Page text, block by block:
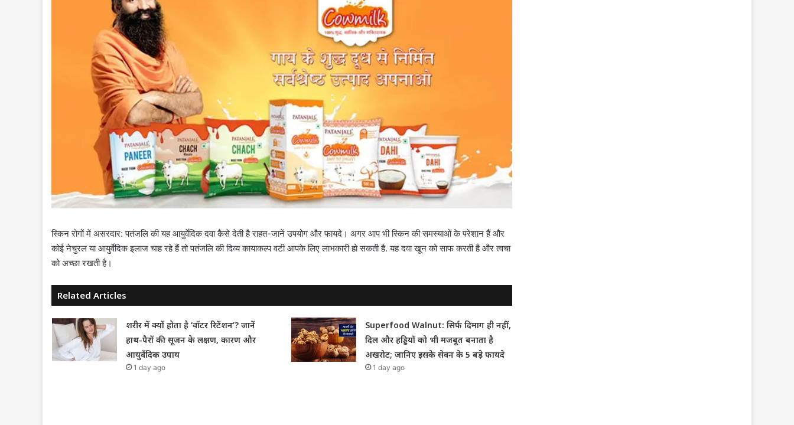
स्किन रोगों में असरदार: पतंजलि की यह आयुर्वेदिक दवा कैसे देती है राहत-जानें उपयोग और फायदे। अगर आप भी स्किन की समस्याओं के परेशान हैं और
कोई नेचुरल या आयुर्वेदिक इलाज चाह रहे हैं तो पतंजलि की दिव्य कायाकल्प वटी आपके लिए लाभकारी हो सकती है. यह दवा खून को साफ करती है और त्वचा
को अच्छा रखती है।
Related Articles
शरीर में क्यों होता है ‘वॉटर रिटेंशन’? जानें
हाथ-पैरों की सूजन के लक्षण, कारण और
आयुर्वेदिक उपाय
1 day ago
Superfood Walnut: सिर्फ दिमाग ही नहीं,
दिल और हड्डियों को भी मजबूत बनाता है
अखरोट; जानिए इसके सेवन के 5 बड़े फायदे
1 day ago